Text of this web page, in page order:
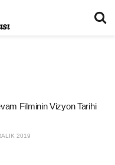
Filminin Vizyon Tarihi
2019